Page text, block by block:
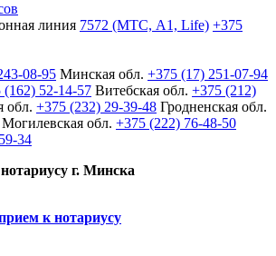
линия 7572 (МТС, A1, Life) +375
08-95 Минская обл. +375 (17) 251-07-94
(162) 52-14-57 Витебская обл. +375 (212)
обл. +375 (232) 29-39-48 Гродненская обл.
Могилевская обл. +375 (222) 76-48-50
34
г. Минска
к нотариусу